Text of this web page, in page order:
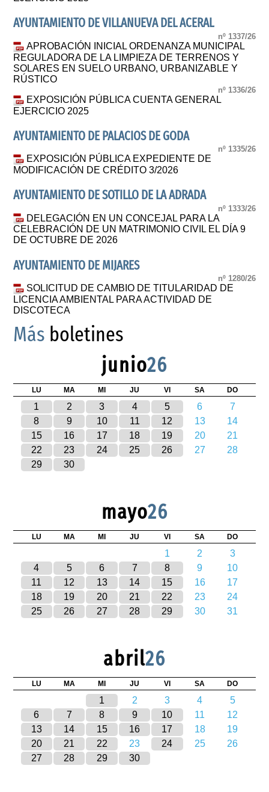
AYUNTAMIENTO DE VILLANUEVA DEL ACERAL
nº 1337/26
APROBACIÓN INICIAL ORDENANZA MUNICIPAL
REGULADORA DE LA LIMPIEZA DE TERRENOS Y
SOLARES EN SUELO URBANO, URBANIZABLE Y
RÚSTICO
nº 1336/26
EXPOSICIÓN PÚBLICA CUENTA GENERAL
EJERCICIO 2025
AYUNTAMIENTO DE PALACIOS DE GODA
nº 1335/26
EXPOSICIÓN PÚBLICA EXPEDIENTE DE
MODIFICACIÓN DE CRÉDITO 3/2026
AYUNTAMIENTO DE SOTILLO DE LA ADRADA
nº 1333/26
DELEGACIÓN EN UN CONCEJAL PARA LA
CELEBRACIÓN DE UN MATRIMONIO CIVIL EL DÍA 9
DE OCTUBRE DE 2026
AYUNTAMIENTO DE MIJARES
nº 1280/26
SOLICITUD DE CAMBIO DE TITULARIDAD DE
LICENCIA AMBIENTAL PARA ACTIVIDAD DE
DISCOTECA
Más boletines
junio26
LU MA MI JU VI SA DO
1 2 3 4 5 6
7
8
9 10 11 12 13
14
15
16 17 18 19 20
21
22
23 24 25 26 27
28
29
30
mayo26
LU MA MI JU VI SA DO
1 2
3
4
5 6 7 8 9
10
11
12 13 14 15 16
17
18
19 20 21 22 23
24
25
26 27 28 29 30 31
abril26
LU MA MI JU VI SA DO
1 2 3 4
5
6
7 8 9 10 11
12
13
14 15 16 17 18
19
20
21 22 23 24 25
26
27
28 29 30